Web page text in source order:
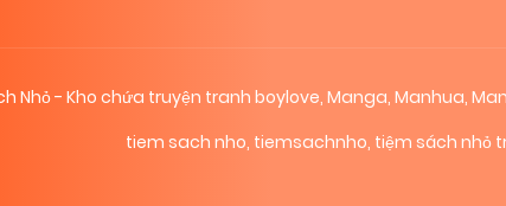
Nhỏ - Kho chứa truyện tranh boylove, Manga, Manhua,
tiem sach nho, tiemsachnho, tiệm sách nhỏ